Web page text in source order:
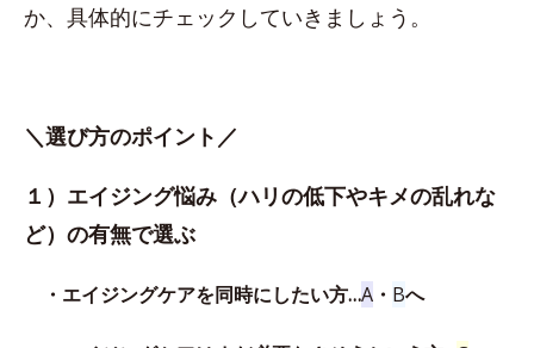
か、具体的にチェックしていきましょう。
＼選び方のポイント／
１）エイジング悩み（ハリの低下やキメの乱れな
ど）の有無で選ぶ
・エイジングケアを同時にしたい方…A ・ Bへ